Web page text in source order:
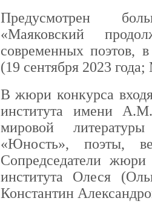
Предусмотрен
«Маяковский
современных поэтов,
(19 сентября 2023
В жюри конкурса
института имени
мировой
«Юность», поэты,
Сопредседатели
института Олеся
Константин